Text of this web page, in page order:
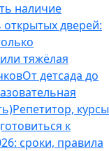
наличие
дверей:
тяжёлая
От детсада до
Репетитор, курсы
к
сроки, правила